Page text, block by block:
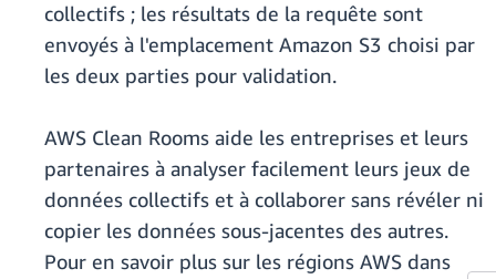
collectifs ; les résultats de la requête sont
envoyés à l'emplacement Amazon S3 choisi par
les deux parties pour validation.
AWS Clean Rooms aide les entreprises et leurs
partenaires à analyser facilement leurs jeux de
données collectifs et à collaborer sans révéler ni
copier les données sous-jacentes des autres.
Pour en savoir plus sur les régions AWS dans